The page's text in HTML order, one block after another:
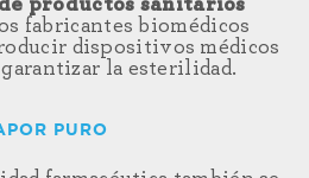
productos sanitarios
fabricantes biomédicos
dispositivos médicos
la esterilidad.
PURO